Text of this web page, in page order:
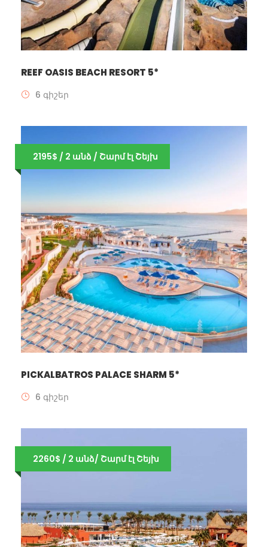
REEF OASIS BEACH RESORT 5*
6 գիշեր
2195$ / 2 անձ / Շարմ էլ Շեյխ
PICKALBATROS PALACE SHARM 5*
6 գիշեր
2260$ / 2 անձ/ Շարմ էլ Շեյխ